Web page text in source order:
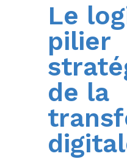
Le
pilier
de la